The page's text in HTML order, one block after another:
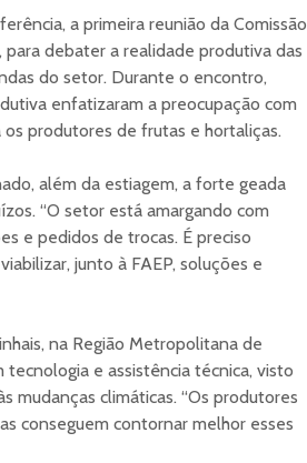
a primeira reunião da Comissão
debater a realidade produtiva das
do setor. Durante o encontro,
enfatizaram a preocupação com
produtores de frutas e hortaliças.
além da estiagem, a forte geada
“O setor está amargando com
e pedidos de trocas. É preciso
junto à FAEP, soluções e
na Região Metropolitana de
e assistência técnica, visto
mudanças climáticas. “Os produtores
conseguem contornar melhor esses